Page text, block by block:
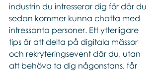
industrin du intresserar dig för där du
sedan kommer kunna chatta med
intressanta personer. Ett ytterligare
tips är att delta på digitala mässor
och rekryteringsevent där du, utan
att behöva ta dig någonstans, får